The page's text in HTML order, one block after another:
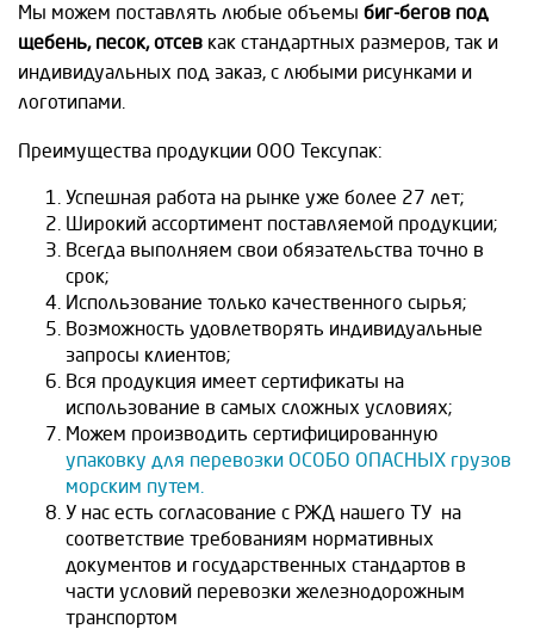
Мы можем поставлять любые объемы биг-бегов под
щебень, песок, отсев как стандартных размеров, так и
индивидуальных под заказ, с любыми рисунками и
логотипами.
Преимущества продукции ООО Тексупак:
Успешная работа на рынке уже более 27 лет;
Широкий ассортимент поставляемой продукции;
Всегда выполняем свои обязательства точно в
срок;
Использование только качественного сырья;
Возможность удовлетворять индивидуальные
запросы клиентов;
Вся продукция имеет сертификаты на
использование в самых сложных условиях;
Можем производить сертифицированную
упаковку для перевозки ОСОБО ОПАСНЫХ грузов
морским путем.
У нас есть согласование с РЖД нашего ТУ на
соответствие требованиям нормативных
документов и государственных стандартов в
части условий перевозки железнодорожным
транспортом